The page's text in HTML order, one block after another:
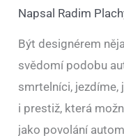
Napsal Radim
Být designérem
svědomí podobu
smrtelníci, jezdíme,
i prestiž, která
jako povolání